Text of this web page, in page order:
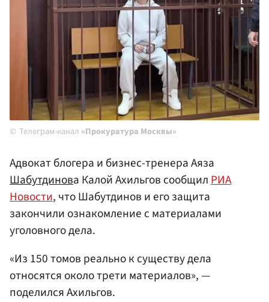
Телеграм-канал «Прокуратура Москвы»
Адвокат блогера и бизнес-тренера Аяза
Шабутдинова Калой Ахильгов сообщилРИА
Новости, что Шабутдинов и его защита
закончили ознакомление с материалами
уголовного дела.
«Из 150 томов реально к существу дела
относятся около трети материалов», —
поделился Ахильгов.